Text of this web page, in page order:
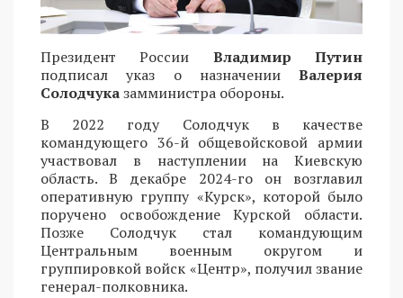
Президент России Владимир Путин
подписал указ о назначенииВалерия
Солодчуказамминистра обороны.
В 2022 году Солодчук в качестве
командующего 36-й общевойсковой армии
участвовал в наступлении на Киевскую
область. В декабре 2024-го он возглавил
оперативную группу «Курск», которой было
поручено освобождение Курской области.
Позже Солодчук стал командующим
Центральным военным округом и
группировкой войск «Центр», получил звание
генерал-полковника.